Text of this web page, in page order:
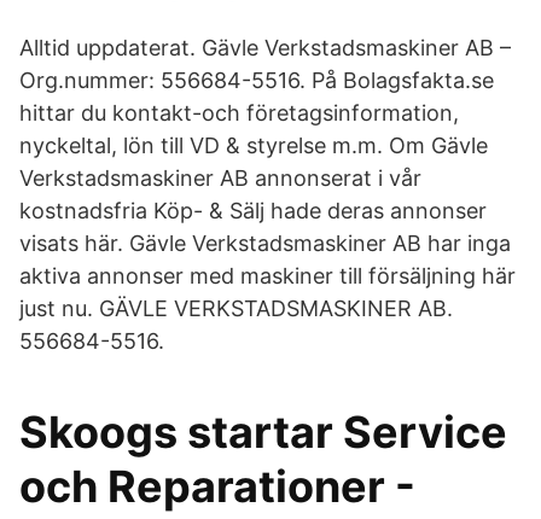
Alltid uppdaterat. Gävle Verkstadsmaskiner AB –
Org.nummer: 556684-5516. På Bolagsfakta.se
hittar du kontakt-och företagsinformation,
nyckeltal, lön till VD & styrelse m.m. Om Gävle
Verkstadsmaskiner AB annonserat i vår
kostnadsfria Köp- & Sälj hade deras annonser
visats här. Gävle Verkstadsmaskiner AB har inga
aktiva annonser med maskiner till försäljning här
just nu. GÄVLE VERKSTADSMASKINER AB.
556684-5516.
Skoogs startar Service
och Reparationer -